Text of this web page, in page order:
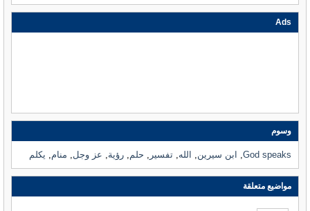
Ads
وسوم
God speaks ابن سيرين الله ,تفسير حلم ,رؤية عز وجل منام يكلم
مواضيع متعلقة